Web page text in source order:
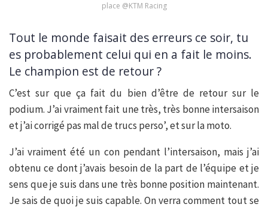
place @KTM Racing
Tout le monde faisait des erreurs ce soir, tu
es probablement celui qui en a fait le moins.
Le champion est de retour ?
C’est sur que ça fait du bien d’être de retour sur le
podium. J’ai vraiment fait une très, très bonne intersaison
et j’ai corrigé pas mal de trucs perso’, et sur la moto.
J’ai vraiment été un con pendant l’intersaison, mais j’ai
obtenu ce dont j’avais besoin de la part de l’équipe et je
sens que je suis dans une très bonne position maintenant.
Je sais de quoi je suis capable. On verra comment tout se